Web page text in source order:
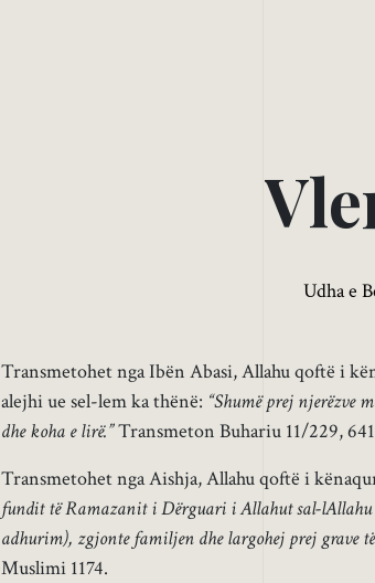
Vle
Udha e
Transmetohet nga Ibën Abasi, Allahu qoftë i
alejhi ue sel-lem ka thënë: “Shumë prej njerëzve
dhe koha e lirë.”Transmeton Buhariu 11/229,
Transmetohet nga Aishja, Allahu qoftë i
fundit të Ramazanit i Dërguari i Allahut sal-
adhurim), zgjonte familjen dhe largohej prej grave
Muslimi 1174.